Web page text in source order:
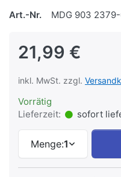
Art.-Nr.
MDG 903
21,99 €
inkl. MwSt. zzgl.
Vorrätig
Lieferzeit:
sofort
Menge:1